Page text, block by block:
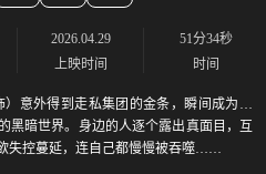
2026.04.29
上映时间
51分34秒
时间
意外得到走私集团的金条，瞬间成为猎
黑暗世界。身边的人逐个露出真面目，互
失控蔓延，连自己都慢慢被吞噬……